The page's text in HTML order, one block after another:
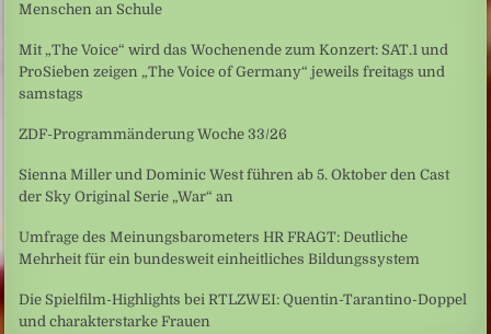
Menschen an Schule
Mit „The Voice“ wird das Wochenende zum Konzert: SAT.1 und
ProSieben zeigen „The Voice of Germany“ jeweils freitags und
samstags
ZDF-Programmänderung Woche 33/26
Sienna Miller und Dominic West führen ab 5. Oktober den Cast
der Sky Original Serie „War“ an
Umfrage des Meinungsbarometers HR FRAGT: Deutliche
Mehrheit für ein bundesweit einheitliches Bildungssystem
Die Spielfilm-Highlights bei RTLZWEI: Quentin-Tarantino-Doppel
und charakterstarke Frauen